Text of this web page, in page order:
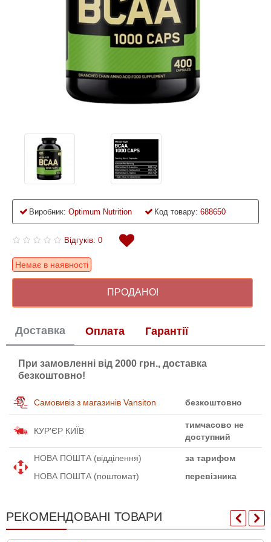
Виробник: Optimum Nutrition Код товару: 688650
Відгуків: 0
Немає в наявності
ПРОДАНО!
Доставка Оплата Гарантії
При замовленні від 2000 грн., доставка
безкоштовно!
Самовивіз з магазинів Vansiton безкоштовно
КУР'ЄР КИЇВ
тимчасово не
доступний
НОВА ПОШТА (відділення)
за тарифом
НОВА ПОШТА (поштомат)
перевізника
РЕКОМЕНДОВАНІ ТОВАРИ